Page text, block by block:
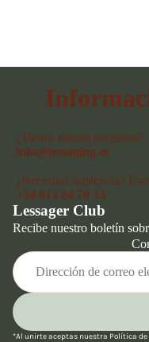
¿Tienes alguna pregunta?
info@lessaging.es
¿Necesitas asistencia?
+34 613 84 70 33
Lessager Club
Recibe nuestro boletín
*Al unirte aceptas nuestra Política
Política de